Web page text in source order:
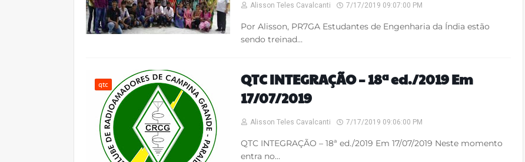
Alisson Teles Cavalcanti 7/17/2019 09:07:00 PM
Por Alisson, PR7GA Estudantes de Engenharia da Índia estão
sendo treinad…
qtc
QTC INTEGRAÇÃO – 18ª ed./2019 Em
17/07/2019
Alisson Teles Cavalcanti 7/17/2019 09:06:00 PM
QTC INTEGRAÇÃO – 18ª ed./2019 Em 17/07/2019 Neste momento
entra no…